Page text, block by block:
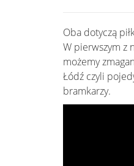
Oba dotyczą
W pierwszym z
możemy
Łódź czyli
bramkarzy.